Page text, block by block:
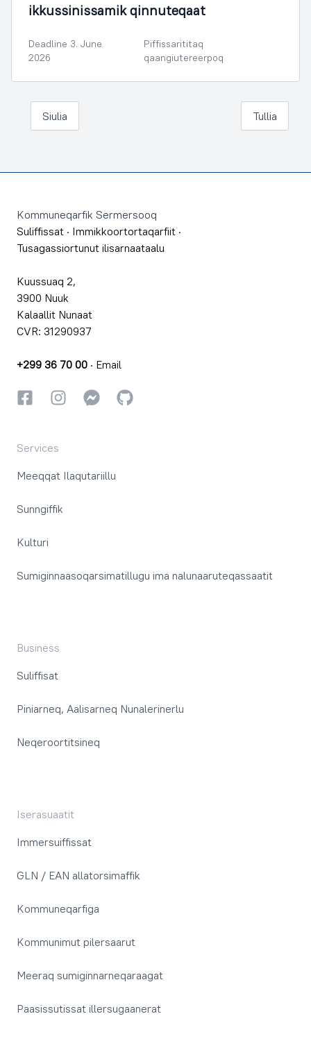
ikkussinissamik qinnuteqaat
Deadline 3. June
2026
Piffissarititaq
qaangiutereerpoq
Siulia Tullia
Kommuneqarfik Sermersooq
Suliffissat · Immikkoortortaqarfiit ·
Tusagassiortunut ilisarnaataalu
Kuussuaq 2,
3900 Nuuk
Kalaallit Nunaat
CVR: 31290937
+299 36 70 00 · Email
FacebookkiInstagrammiInstagrammi
GitHub
Services
Meeqqat Ilaqutariillu
Sunngiffik
Kulturi
Sumiginnaasoqarsimatillugu ima nalunaaruteqassaatit
Business
Suliffisat
Piniarneq, Aalisarneq Nunalerinerlu
Neqeroortitsineq
Iserasuaatit
Immersuiffissat
GLN / EAN allatorsimaffik
Kommuneqarfiga
Kommunimut pilersaarut
Meeraq sumiginnarneqaraagat
Paasissutissat illersugaanerat